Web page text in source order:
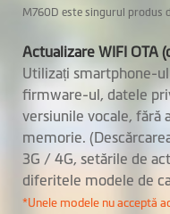
Actualizări prin
Air)
M760D este singurul produs
Actualizare WIFI OTA
Utilizați smartphone-
firmware-ul, datele
versiunile vocale, fără
memorie.
3G / 4G, setările de
diferitele modele de
*Unele modele nu acceptă